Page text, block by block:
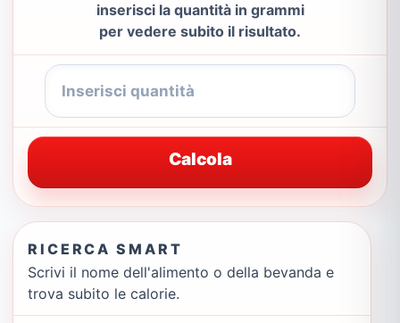
inserisci la quantità in grammi
per vedere subito il risultato.
Calcola
RICERCA SMART
Scrivi il nome dell'alimento o della bevanda e
trova subito le calorie.